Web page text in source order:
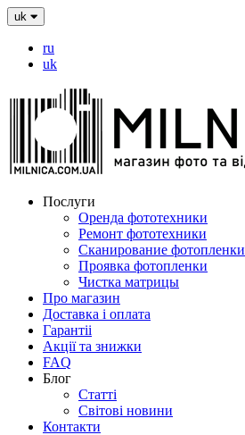
uk
ru
uk
Послуги
Оренда фототехники
Ремонт фототехники
Сканирование фотопленки
Проявка фотопленки
Чистка матрицы
Про магазин
Доставка і оплата
Гарантіі
Акції та знижки
FAQ
Блог
Статті
Світові новини
Контакти